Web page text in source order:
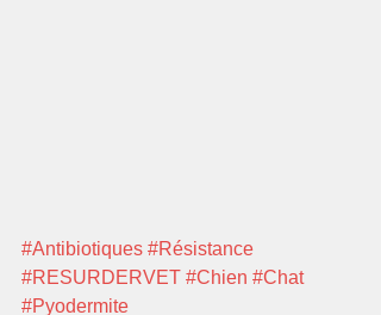
#Antibiotiques #Résistance
#RESURDERVET #Chien #Chat
#Pyodermite